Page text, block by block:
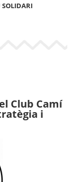
SOLIDARI
Club Camí
i